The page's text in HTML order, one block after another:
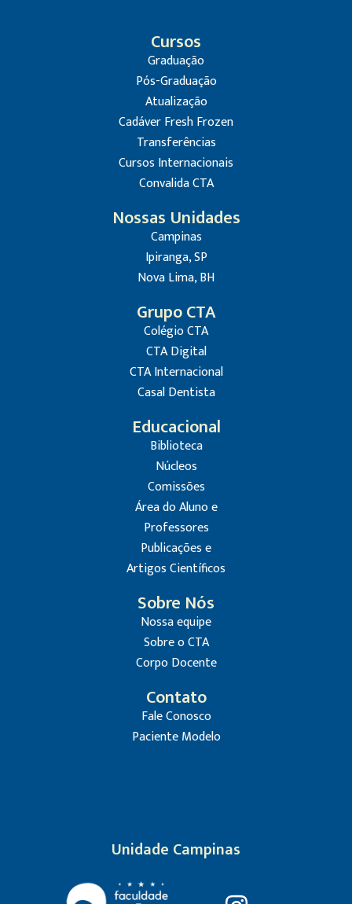
Cursos
Graduação
Pós-Graduação
Atualização
Cadáver Fresh Frozen
Transferências
Cursos Internacionais
Convalida CTA
Nossas Unidades
Campinas
Ipiranga, SP
Nova Lima, BH
Grupo CTA
Colégio CTA
CTA Digital
CTA Internacional
Casal Dentista
Educacional
Biblioteca
Núcleos
Comissões
Área do Aluno e
Professores
Publicações e
Artigos Científicos
Sobre Nós
Nossa equipe
Sobre o CTA
Corpo Docente
Contato
Fale Conosco
Paciente Modelo
Unidade Campinas